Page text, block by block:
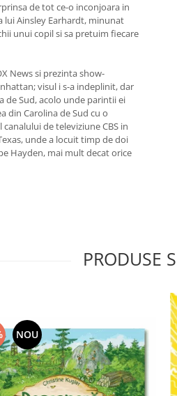
de tot ce-o inconjoara in
lui Ainsley Earhardt, minunat
unui copil si sa pretuim fiecare
News si prezinta show-
visul i s-a indeplinit, dar
de Sud, acolo unde parintii ei
din Carolina de Sud cu o
de televiziune CBS in
unde a locuit timp de doi
Hayden, mai mult decat orice
PRODUSE
NOU